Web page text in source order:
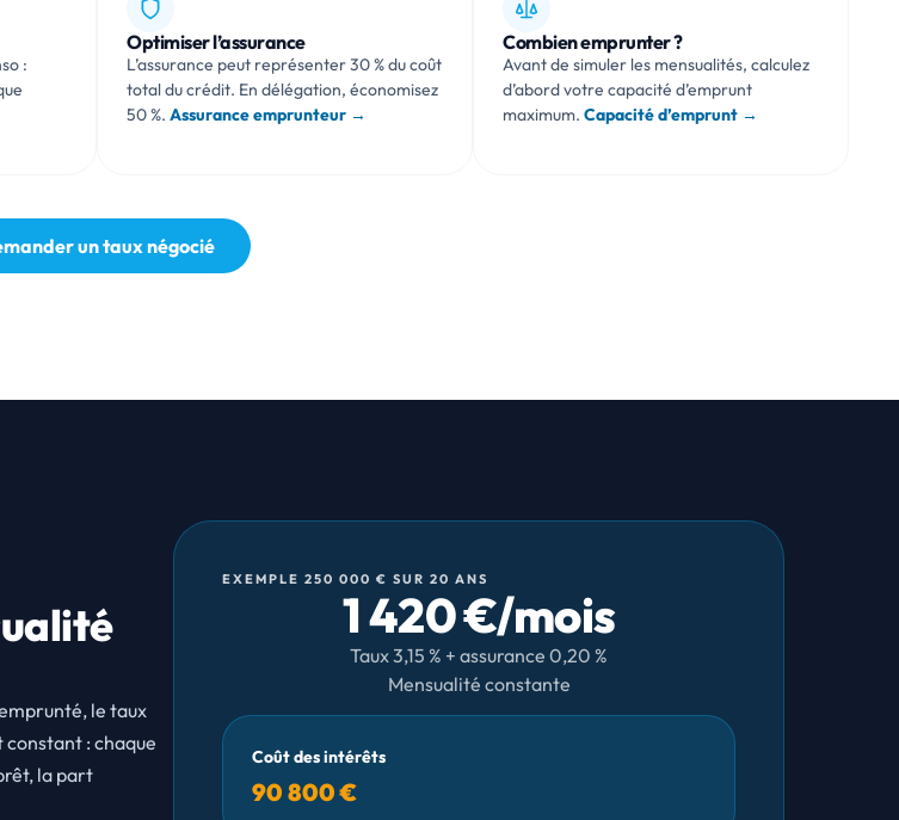
:
Optimiser l’assurance
L’assurance peut représenter 30 % du coût
total du crédit. En délégation, économisez
50 %. Assurance emprunteur →
Combien emprunter ?
Avant de simuler les mensualités, calculez
d’abord votre capacité d’emprunt
maximum. Capacité d’emprunt →
un taux négocié
le taux
constant : chaque
la part
EXEMPLE 250 000 € SUR 20 ANS
1 420 €/mois
Taux 3,15 % + assurance 0,20 %
Mensualité constante
Coût des intérêts
90 800 €